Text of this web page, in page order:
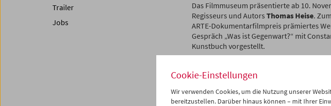
Das Filmmuseum präsentierte ab 10.
Regisseurs und Autors Thomas Heise.
ARTE-Dokumentarfilmpreis prämiertes
Gespräch „Was ist Gegenwart?“ mit
Kunstbuch vorgestellt.
Trailer
Jobs
Cookie-Einstellungen
Wir verwenden Cookies, um die Nutzung unserer
bereitzustellen. Darüber hinaus können – mit Ihrer